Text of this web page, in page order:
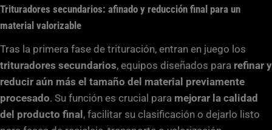
Trituradores secundarios: afinado y reducción final para un
material valorizable
Tras la primera fase de trituración, entran en juego los
trituradores secundarios, equipos diseñados para refinar y
reducir aún más el tamaño del material previamente
procesado. Su función es crucial para mejorar la calidad
del producto final, facilitar su clasificación o dejarlo listo